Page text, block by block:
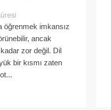
öğrenmek imkansız
ancak
zor değil. Dil
bir kısmı zaten